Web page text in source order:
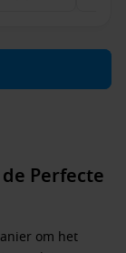
Perfecte
om het